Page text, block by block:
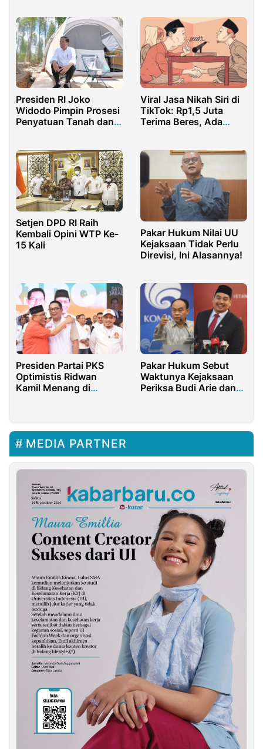
Presiden RI Joko
Widodo Pimpin Prosesi
Penyatuan Tanah dan
Viral Jasa Nikah Siri di
TikTok: Rp1,5 Juta
Terima Beres, Ada
Setjen DPD RI Raih
Kembali Opini WTP Ke-
15 Kali
Pakar Hukum Nilai UU
Kejaksaan Tidak Perlu
Direvisi, Ini Alasannya!
Presiden Partai PKS
Optimistis Ridwan
Kamil Menang di
Pakar Hukum Sebut
Waktunya Kejaksaan
Periksa Budi Arie dan
MEDIA PARTNER